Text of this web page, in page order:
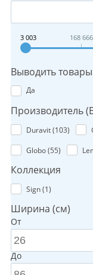
3 003 168 666
Выводить
Да
Производитель
Duravit (103)
Globo (55)
Коллекция
Sign (1)
Ширина (см)
От
До